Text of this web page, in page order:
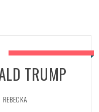
TRUMP
REBECKA